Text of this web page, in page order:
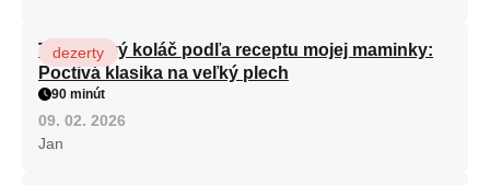
Tvarohový koláč podľa receptu mojej maminky:
Poctivá klasika na veľký plech
dezerty
90 minút
09. 02. 2026
Jan